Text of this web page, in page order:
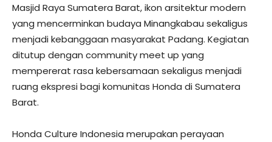
Masjid Raya Sumatera Barat, ikon arsitektur modern
yang mencerminkan budaya Minangkabau sekaligus
menjadi kebanggaan masyarakat Padang. Kegiatan
ditutup dengan community meet up yang
mempererat rasa kebersamaan sekaligus menjadi
ruang ekspresi bagi komunitas Honda di Sumatera
Barat.
Honda Culture Indonesia merupakan perayaan